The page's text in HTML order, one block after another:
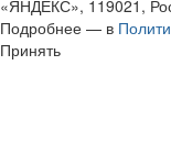
«ЯНДЕКС», 119021,
Подробнее — в
Принять